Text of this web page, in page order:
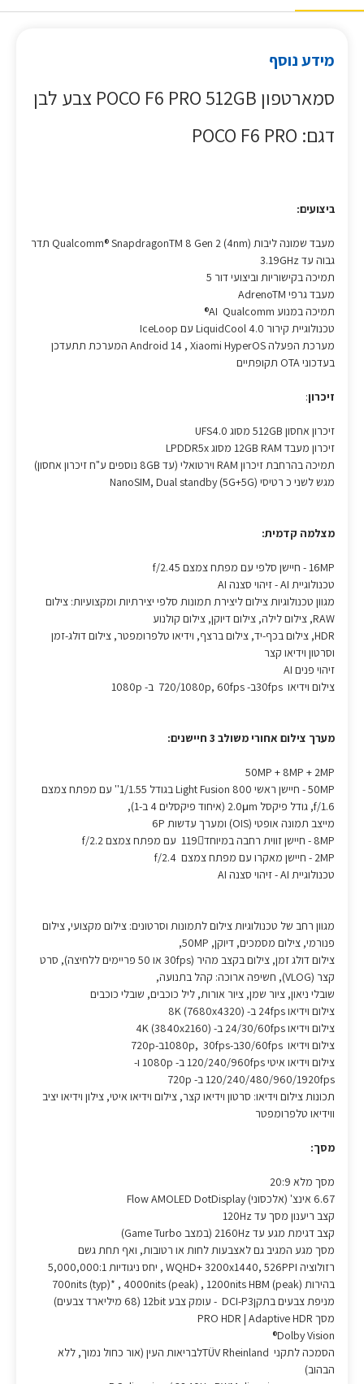
מידע נוסף
סמארטפון POCO F6 PRO 512GB צבע לבן
דגם: POCO F6 PRO
ביצועים:
מעבד שמונה ליבות Qualcomm® SnapdragonTM 8 Gen 2 (4nm) תדר
גבוה עד 3.19GHz
תמיכה בקישוריות וביצועי דור 5
מעבד גרפי AdrenoTM
תמיכה במנוע AI Qualcomm®
טכנולוגיית קירור LiquidCool 4.0 עם IceLoop
מערכת הפעלה Android 14 , Xiaomi HyperOS המערכת תתעדכן
בעדכוני OTA תקופתיים
זיכרון:
זיכרון אחסון 512GB מסוג UFS4.0
זיכרון מעבד 12GB RAM מסוג LPDDR5x
תמיכה בהרחבת זיכרון RAM וירטואלי (עד 8GB נוספים ע"ח זיכרון אחסון)
מגש לשני כ רטיסי NanoSIM, Dual standby (5G+5G)
מצלמה קדמית:
16MP - חיישן סלפי עם מפתח צמצם f/2.45
טכנולוגיית AI - זיהוי סצנה AI
מגוון טכנולוגיות צילום ליצירת תמונות סלפי יצירתיות ומקצועיות: צילום
RAW, צילום לילה, צילום דיוקן, צילום קולנוע
HDR, צילום בכף-יד, צילום ברצף, וידיאו טלפרומפטר, צילום דולג-זמן
וסרטון וידיאו קצר
זיהוי פנים AI
צילום וידיאו 30fpsב- 720/1080p, 60fps ב- 1080p
מערך צילום אחורי משולב 3 חיישנים:
50MP + 8MP + 2MP
50MP - חיישן ראשי Light Fusion 800 בגודל 1/1.55'' עם מפתח צמצם
f/1.6, גודל פיקסל 2.0μm (איחוד פיקסלים 4 ב-1),
מייצב תמונה אופטי (OIS) ומערך עדשות 6P
8MP - חיישן זווית רחבה במיוחד119 עם מפתח צמצם f/2.2
2MP - חיישן מאקרו עם מפתח צמצם f/2.4
טכנולוגיית AI - זיהוי סצנה AI
מגוון רחב של טכנולוגיות צילום לתמונות וסרטונים: צילום מקצועי, צילום
פנורמי, צילום מסמכים, דיוקן, 50MP,
צילום דולג זמן, צילום בקצב מהיר (30fps או 50 פריימים ללחיצה), סרט
קצר (VLOG), חשיפה ארוכה: קהל בתנועה,
שובלי ניאון, ציור שמן, ציור אורות, ליל כוכבים, שובלי כוכבים
צילום וידיאו 24fps ב- 8K (7680x4320)
צילום וידיאו 24/30/60fps ב- 4K (3840x2160)
צילום וידיאו 30/60fpsב-1080p, 30fpsב-720p
צילום וידיאו איטי 120/240/960fps ב- 1080p ו-
120/240/480/960/1920fps ב- 720p
תכונות צילום וידיאו: סרטון וידיאו קצר, צילום וידיאו איטי, צילון וידיאו יציב
ווידיאו טלפרומפטר
מסך:
מסך מלא 20:9
6.67 אינצ' (אלכסוני) Flow AMOLED DotDisplay
קצב ריענון מסך עד 120Hz
קצב דגימת מגע עד 2160Hz (במצב Game Turbo)
מסך מגע המגיב גם לאצבעות לחות או רטובות, ואף תחת גשם
רזולוציה WQHD+ 3200x1440, 526PPI , יחס ניגודיות 5,000,000:1
בהירות 700nits (typ)* , 4000nits (peak) , 1200nits HBM (peak)
מניפת צבעים בתקןDCI-P3 - עומק צבע 12bit (68 מיליארד צבעים)
מסך PRO HDR | Adaptive HDR
Dolby Vision®
הסמכה לתקני TÜV Rheinlandלבריאות העין (אור כחול נמוך, ללא
הבהוב)